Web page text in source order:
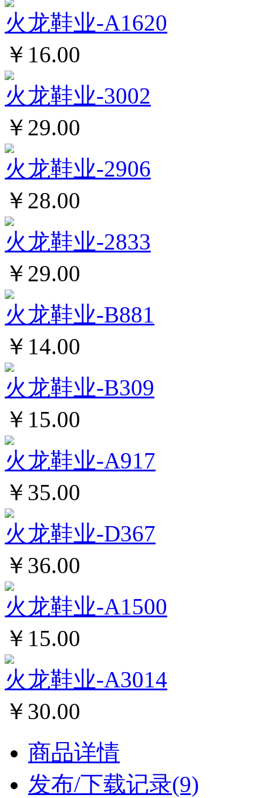
火龙鞋业-A1620
￥16.00
火龙鞋业-3002
￥29.00
火龙鞋业-2906
￥28.00
火龙鞋业-2833
￥29.00
火龙鞋业-B881
￥14.00
火龙鞋业-B309
￥15.00
火龙鞋业-A917
￥35.00
火龙鞋业-D367
￥36.00
火龙鞋业-A1500
￥15.00
火龙鞋业-A3014
￥30.00
商品详情
发布/下载记录(9)